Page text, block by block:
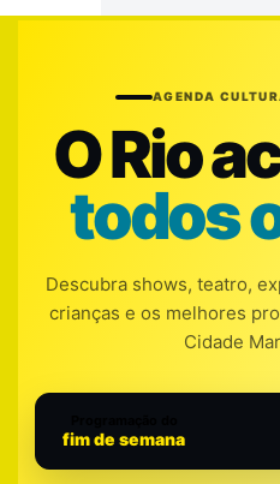
AGENDA
O Rio
todos
Descubra shows, teatro,
crianças e os melhores
Cidade
fim de semana